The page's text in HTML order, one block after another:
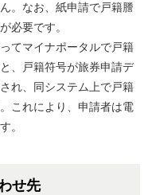
。なお、紙申請で戸籍謄
必要です。
てマイナポータルで戸籍
、戸籍符号が旅券申請デ
れ、同システム上で戸籍
これにより、申請者は電
。
せ先